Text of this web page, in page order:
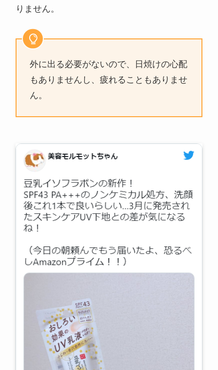
りません。
外に出る必要がないので、日焼けの心配
もありませんし、疲れることもありませ
ん。